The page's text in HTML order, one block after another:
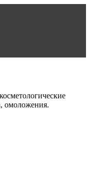
омоложения.